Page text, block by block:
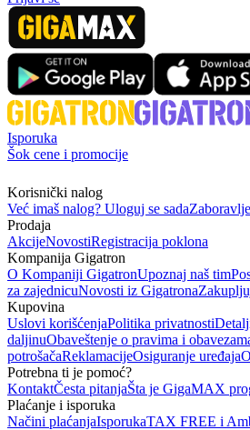
Isporuka
Šok cene i promocije
Korisnički nalog
Već imaš nalog? Uloguj se sada
Prodaja
AkcijeNovostiRegistracija poklona
Kompanija Gigatron
O Kompaniji GigatronUpoznaj naš tim
za zajednicuNovosti iz Gigatrona
Kupovina
Uslovi korišćenjaPolitika privatnosti
daljinuObaveštenje o pravima i
potrošačaReklamacijeOsiguranje uređaja
Potrebna ti je pomoć?
KontaktČesta pitanjaŠta je GigaMAX
Plaćanje i isporuka
Načini plaćanjaIsporukaTAX FREE i